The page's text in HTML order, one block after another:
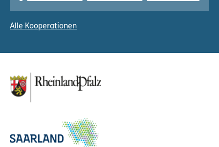
Alle Kooperationen